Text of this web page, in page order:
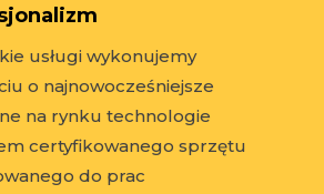
usługi wykonujemy
o najnowocześniejsze
na rynku technologie
certyfikowanego sprzętu
do prac